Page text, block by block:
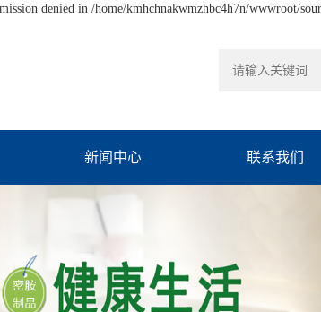
denied in /home/kmhchnakwmzhbc4h7n/wwwroot/
新闻中心 联系我们